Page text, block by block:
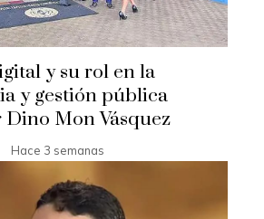
y su rol en la
y gestión pública
Mon Vásquez
Hace 3 semanas